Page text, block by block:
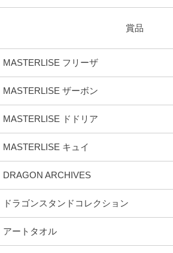
賞品
MASTERLISE フリーザ
MASTERLISE ザーボン
MASTERLISE ドドリア
MASTERLISE キュイ
DRAGON ARCHIVES
ドラゴンスタンドコレクション
アートタオル